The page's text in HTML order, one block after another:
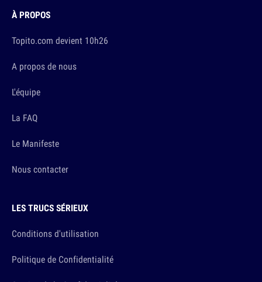
À PROPOS
Topito.com devient 10h26
A propos de nous
L'équipe
La FAQ
Le Manifeste
Nous contacter
LES TRUCS SÉRIEUX
Conditions d'utilisation
Politique de Confidentialité